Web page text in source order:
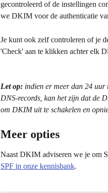
gecontroleerd of de instellingen
we DKIM voor de authenticatie
Je kunt ook zelf controleren of je
'Check' aan te klikken achter elk
Let op: indien er meer dan 24 uur
DNS-records, kan het zijn dat de
om DKIM uit te schakelen en
Meer opties
Naast DKIM adviseren we je om
SPF in onze kennisbank.